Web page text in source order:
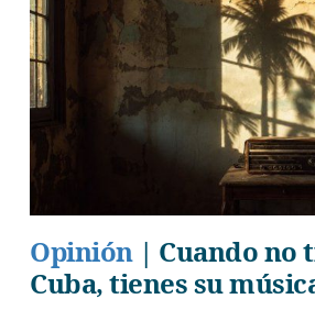
Opinión| Cuando no
Cuba, tienes su